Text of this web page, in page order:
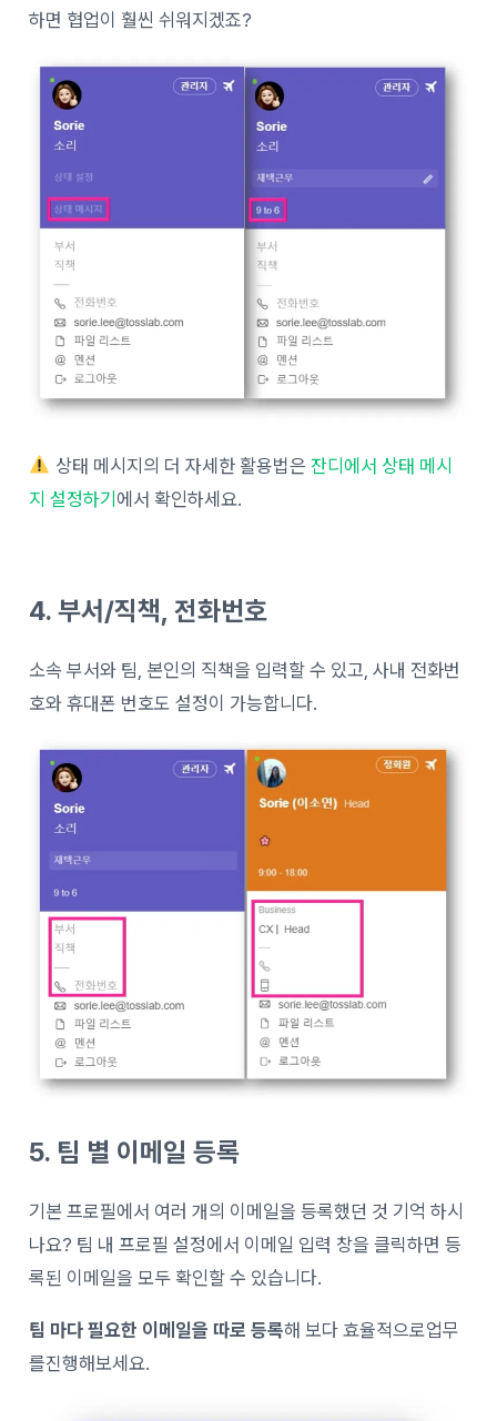
하면 협업이 훨씬 쉬워지겠죠?
상태 메시지의 더 자세한 활용법은 잔디에서 상태 메시
지 설정하기에서 확인하세요.
4. 부서/직책, 전화번호
소속 부서와 팀, 본인의 직책을 입력할 수 있고, 사내 전화번
호와 휴대폰 번호도 설정이 가능합니다.
5. 팀 별 이메일 등록
기본 프로필에서 여러 개의 이메일을 등록했던 것 기억 하시
나요? 팀 내 프로필 설정에서 이메일 입력 창을 클릭하면 등
록된 이메일을 모두 확인할 수 있습니다.
팀 마다 필요한 이메일을 따로 등록해 보다 효율적으로업무
를진행해보세요.